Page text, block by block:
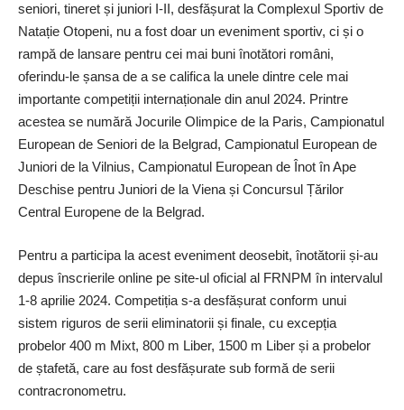
seniori, tineret și juniori I-II, desfășurat la Complexul Sportiv de
Natație Otopeni, nu a fost doar un eveniment sportiv, ci și o
rampă de lansare pentru cei mai buni înotători români,
oferindu-le șansa de a se califica la unele dintre cele mai
importante competiții internaționale din anul 2024. Printre
acestea se numără Jocurile Olimpice de la Paris, Campionatul
European de Seniori de la Belgrad, Campionatul European de
Juniori de la Vilnius, Campionatul European de Înot în Ape
Deschise pentru Juniori de la Viena și Concursul Țărilor
Central Europene de la Belgrad.
Pentru a participa la acest eveniment deosebit, înotătorii și-au
depus înscrierile online pe ­site-ul oficial al FRNPM în intervalul
1-8 aprilie 2024. Competiția s-a desfășurat conform unui
sistem riguros de serii eliminatorii și finale, cu excepția
probelor 400 m Mixt, 800 m Liber, 1500 m Liber și a probelor
de ștafetă, care au fost desfășurate sub formă de serii
contracronometru.